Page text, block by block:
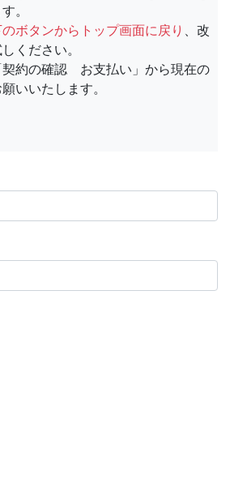
。
ボタンからトップ画面に戻り 、改
ください。
契約の確認 お支払い」から現在の
いいたします。